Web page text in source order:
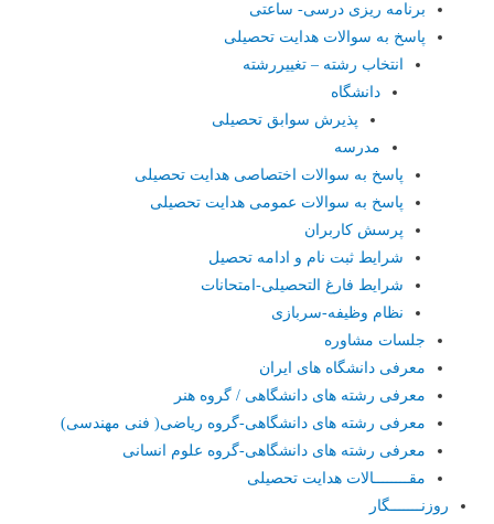
برنامه ریزی درسی- ساعتی
پاسخ به سوالات هدایت تحصیلی
انتخاب رشته – تغییررشته
دانشگاه
پذیرش سوابق تحصیلی
مدرسه
پاسخ به سوالات اختصاصی هدایت تحصیلی
پاسخ به سوالات عمومی هدایت تحصیلی
پرسش کاربران
شرایط ثبت نام و ادامه تحصیل
شرایط فارغ التحصیلی-امتحانات
نظام وظیفه-سربازی
جلسات مشاوره
معرفی دانشگاه های ایران
معرفی رشته های دانشگاهی / گروه هنر
معرفی رشته های دانشگاهی-گروه ریاضی( فنی مهندسی)
معرفی رشته های دانشگاهی-گروه علوم انسانی
مقــــــــالات هدایت تحصیلی
روزنـــــــگار